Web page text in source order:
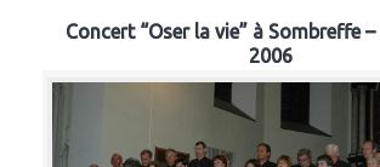
Concert “Oser la vie” à Sombreffe
2006